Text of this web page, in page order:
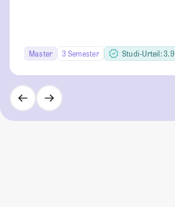
Master 3 Semester Studi-Urteil: 3.9